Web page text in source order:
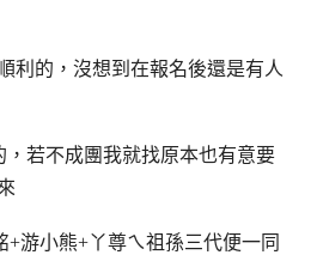
利的，沒想到在報名後還是有人
若不成團我就找原本也有意要
+游小熊+丫尊ㄟ祖孫三代便一同